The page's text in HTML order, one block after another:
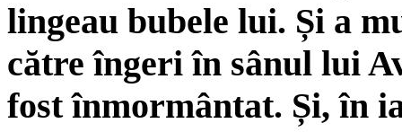
lingeau bubele lui. Și a
către îngeri în sânul lui
fost înmormântat. Și, în